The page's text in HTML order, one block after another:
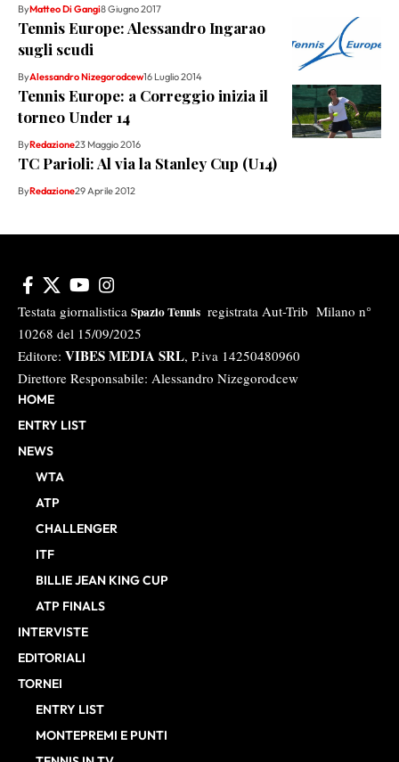
ByMatteo Di Gangi8 Giugno 2017
Tennis Europe: Alessandro Ingarao
sugli scudi
ByAlessandro Nizegorodcew16 Luglio 2014
Tennis Europe: a Correggio inizia il
torneo Under 14
ByRedazione23 Maggio 2016
TC Parioli: Al via la Stanley Cup (U14)
ByRedazione29 Aprile 2012
Testata giornalistica Spazio Tennis registrata Aut-Trib Milano n°
10268 del 15/09/2025
Editore: VIBES MEDIA SRL, P.iva 14250480960
Direttore Responsabile: Alessandro Nizegorodcew
HOME
ENTRY LIST
NEWS
WTA
ATP
CHALLENGER
ITF
BILLIE JEAN KING CUP
ATP FINALS
INTERVISTE
EDITORIALI
TORNEI
ENTRY LIST
MONTEPREMI E PUNTI